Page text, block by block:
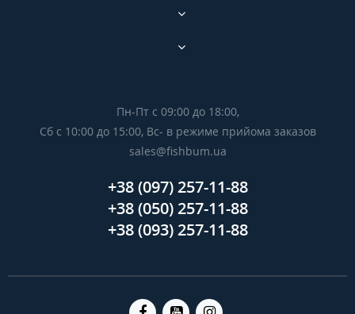
Пн-Пт с 09:00 до 18:00,
Сб с 10:00 до 15:00, Вс- в режиме прийома заказов
sales@fishbum.ua
+38 (097) 257-11-88
+38 (050) 257-11-88
+38 (093) 257-11-88